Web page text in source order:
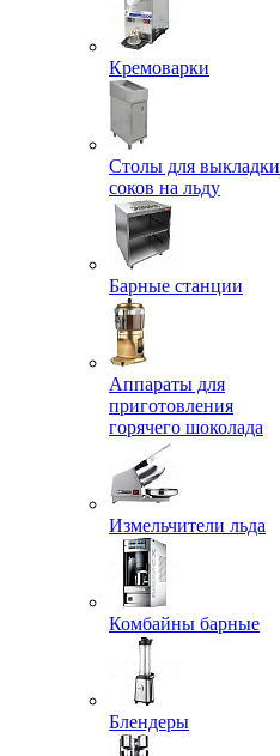
Кремоварки
Столы для выкладки
соков на льду
Барные станции
Аппараты для
приготовления
горячего шоколада
Измельчители льда
Комбайны барные
Блендеры